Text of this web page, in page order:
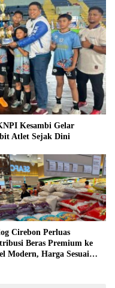
Kesambi Gelar
Atlet Sejak Dini
Cirebon Perluas
Beras Premium ke
Modern, Harga Sesuai